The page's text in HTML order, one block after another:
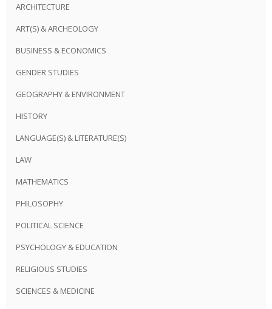
ARCHITECTURE
ART(S) & ARCHEOLOGY
BUSINESS & ECONOMICS
GENDER STUDIES
GEOGRAPHY & ENVIRONMENT
HISTORY
LANGUAGE(S) & LITERATURE(S)
LAW
MATHEMATICS
PHILOSOPHY
POLITICAL SCIENCE
PSYCHOLOGY & EDUCATION
RELIGIOUS STUDIES
SCIENCES & MEDICINE